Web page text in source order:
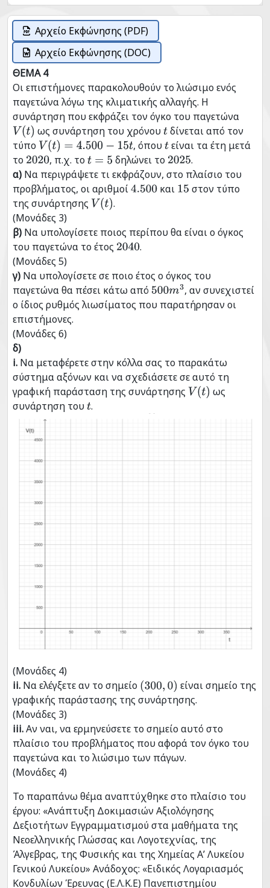
Αρχείο Εκφώνησης (PDF)
Αρχείο Εκφώνησης (DOC)
ΘΕΜΑ 4
Οι επιστήμονες παρακολουθούν το λιώσιμο ενός
παγετώνα λόγω της κλιματικής αλλαγής. Η
συνάρτηση που εκφράζει τον όγκο του παγετώνα
V(t) ως συνάρτηση του χρόνουt δίνεται από τον
τύπο V(t)=4.500−15t , όπουt είναι τα έτη μετά
το 2020, π.χ. τοt=5 δηλώνει το 2025.
α) Να περιγράψετε τι εκφράζουν, στο πλαίσιο του
προβλήματος, οι αριθμοί4.500 και 15 στον τύπο
της συνάρτησης V(t) .
(Μονάδες 3)
β) Να υπολογίσετε ποιος περίπου θα είναι ο όγκος
του παγετώνα το έτος 2040.
(Μονάδες 5)
γ) Να υπολογίσετε σε ποιο έτος ο όγκος του
παγετώνα θα πέσει κάτω από 500m3 , αν συνεχιστεί
ο ίδιος ρυθμός λιωσίματος που παρατήρησαν οι
επιστήμονες.
(Μονάδες 6)
δ)
i. Να μεταφέρετε στην κόλλα σας το παρακάτω
σύστημα αξόνων και να σχεδιάσετε σε αυτό τη
γραφική παράσταση της συνάρτησης V(t)
ως
συνάρτηση του t.
(Μονάδες 4)
ii. Να ελέγξετε αν το σημείο (300,0 )
είναι σημείο της
γραφικής παράστασης της συνάρτησης.
(Μονάδες 3)
iii.Αν ναι, να ερμηνεύσετε το σημείο αυτό στο
πλαίσιο του προβλήματος που αφορά τον όγκο του
παγετώνα και το λιώσιμο των πάγων.
(Μονάδες 4)
Το παραπάνω θέμα αναπτύχθηκε στο πλαίσιο του
έργου: «Ανάπτυξη Δοκιμασιών Αξιολόγησης
Δεξιοτήτων Εγγραμματισμού στα μαθήματα της
Νεοελληνικής Γλώσσας και Λογοτεχνίας, της
Άλγεβρας, της Φυσικής και της Χημείας Α’ Λυκείου
Γενικού Λυκείου» Ανάδοχος: «Ειδικός Λογαριασμός
Κονδυλίων Έρευνας (Ε.Λ.Κ.Ε) Πανεπιστημίου